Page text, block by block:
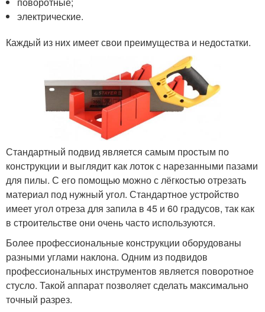
электрические.
Каждый из них имеет свои преимущества и недостатки.
Стандартный подвид является самым простым по
конструкции и выглядит как лоток с нарезанными пазами
для пилы. С его помощью можно с лёгкостью отрезать
материал под нужный угол. Стандартное устройство
имеет угол отреза для запила в 45 и 60 градусов, так как
в строительстве они очень часто используются.
Более профессиональные конструкции оборудованы
разными углами наклона. Одним из подвидов
профессиональных инструментов является поворотное
стусло. Такой аппарат позволяет сделать максимально
точный разрез.